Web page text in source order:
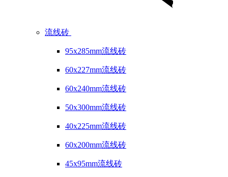
流线砖
95x285mm流线砖
60x227mm流线砖
60x240mm流线砖
50x300mm流线砖
40x225mm流线砖
60x200mm流线砖
45x95mm流线砖